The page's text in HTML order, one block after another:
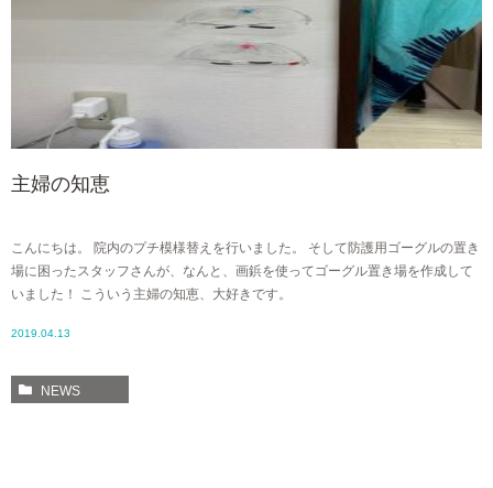
主婦の知恵
こんにちは。 院内のプチ模様替えを行いました。 そして防護用ゴーグルの置き
場に困ったスタッフさんが、なんと、画鋲を使ってゴーグル置き場を作成して
いました！ こういう主婦の知恵、大好きです。
2019.04.13
NEWS